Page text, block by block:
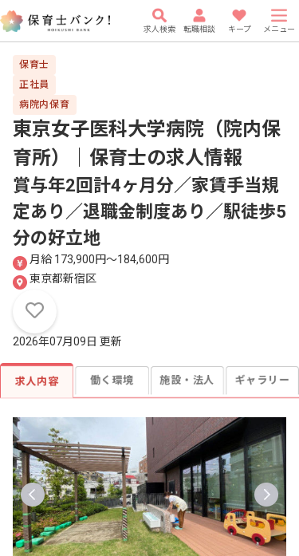
求人検索 転職相談 キープ メニュー
保育士
正社員
病院内保育
東京女子医科大学病院（院内保
育所）｜保育士の求人情報
賞与年2回計4ヶ月分／家賃手当規
定あり／退職金制度あり／駅徒歩5
分の好立地
月給 173,900円〜184,600円
東京都新宿区
2026年07月09日 更新
求人内容 働く環境 施設・法人 ギャラリー